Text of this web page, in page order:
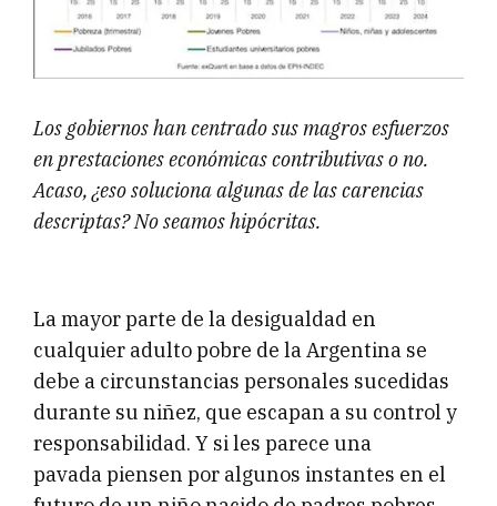
Los gobiernos han centrado sus magros esfuerzos
en prestaciones económicas contributivas o no.
Acaso, ¿eso soluciona algunas de las carencias
descriptas? No seamos hipócritas.
La mayor parte de la desigualdad en
cualquier adulto pobre de la Argentina se
debe a circunstancias personales sucedidas
durante su niñez, que escapan a su control y
responsabilidad. Y si les parece una
pavada piensen por algunos instantes en el